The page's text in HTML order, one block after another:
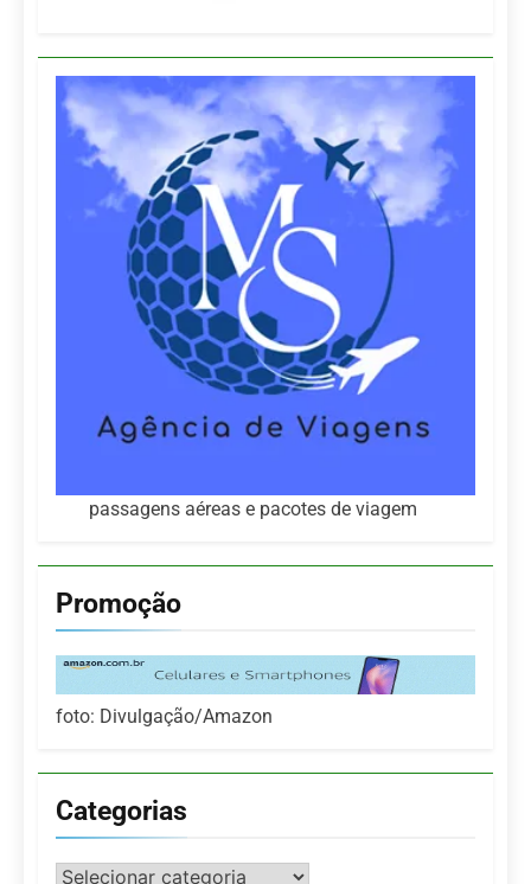
passagens aéreas e pacotes de viagem
Promoção
foto: Divulgação/Amazon
Categorias
Categorias